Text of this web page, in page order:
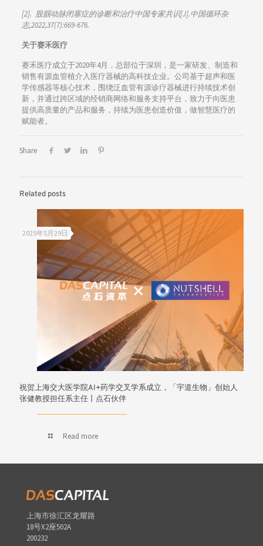
[2]. 股腘动脉闭塞症的诊断和治疗中国专家共识[J].中国循环杂
志,2022,37(7):669-676.
关于赛禾医疗
赛禾医疗成立于2020年4月，总部位于深圳，是一家研发、制造和
销售有源血管植介入医疗器械的高科技企业。公司基于超声和医
学传感器等核心技术，围绕泛血管有源诊疗器械进行持续技术创
新，并通过跨区域的经销商网络和服务支持平台，致力于向医患
提供高质量的产品和服务，持续为医患创造价值，做智慧医疗的
赋能者。
Share
Related posts
2025年5月29日
祝贺上海交大医学院AI+药学交叉学系成立，「宇道生物」创始人
张健教授担任系主任丨点石伙伴
Read more
上海市徐汇区龙耀路
18号X2座502A
200232